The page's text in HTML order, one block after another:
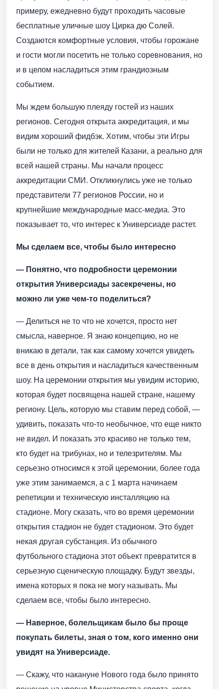
примеру, ежедневно будут проходить часовые
бесплатные уличные шоу Цирка дю Солей.
Создаются комфортные условия, чтобы горожане
и гости могли посетить не только соревнования, но
и в целом насладиться этим грандиозным
событием.
Мы ждем большую плеяду гостей из наших
регионов. Сегодня открыта аккредитация, и мы
видим хороший фидбэк. Хотим, чтобы эти Игры
были не только для жителей Казани, а реально для
всей нашей страны. Мы начали процесс
аккредитации СМИ. Откликнулись уже не только
представители 77 регионов России, но и
крупнейшие международные масс-медиа. Это
показывает то, что интерес к Универсиаде растет.
Мы сделаем все, чтобы было интересно
— Понятно, что подробности церемонии
открытия Универсиады засекречены, но
можно ли уже чем-то поделиться?
— Делиться не то что не хочется, просто нет
смысла, наверное. Я знаю концепцию, но не
вникаю в детали, так как самому хочется увидеть
все в день открытия и насладиться качественным
шоу. На церемонии открытия мы увидим историю,
которая будет посвящена нашей стране, нашему
региону. Цель, которую мы ставим перед собой, —
удивить, показать что-то необычное, что еще никто
не видел. И показать это красиво не только тем,
кто будет на трибунах, но и телезрителям. Мы
серьезно относимся к этой церемонии, более года
уже этим занимаемся, а с 1 марта начинаем
репетиции и техническую инсталляцию на
стадионе. Могу сказать, что во время церемонии
открытия стадион не будет стадионом. Это будет
некая другая субстанция. Из обычного
футбольного стадиона этот объект превратится в
серьезную сценическую площадку. Будут звезды,
имена которых я пока не могу называть. Мы
сделаем все, чтобы было интересно.
— Наверное, болельщикам было бы проще
покупать билеты, зная о том, кого именно они
увидят на Универсиаде.
— Скажу, что накануне Нового года было принято